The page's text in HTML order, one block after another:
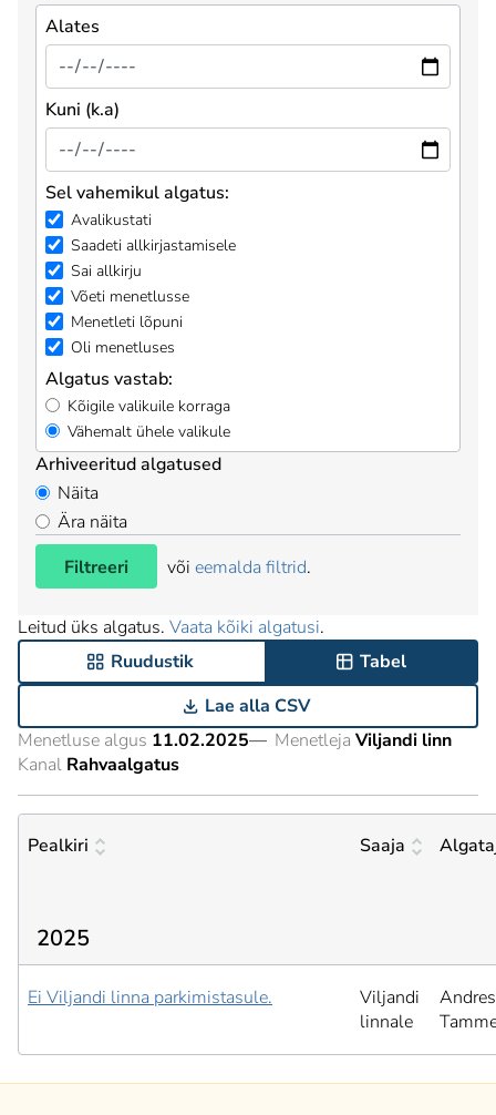
Alates
Kuni (k.a)
Sel vahemikul algatus:
Avalikustati
Saadeti allkirjastamisele
Sai allkirju
Võeti menetlusse
Menetleti lõpuni
Oli menetluses
Algatus vastab:
Kõigile valikuile korraga
Vähemalt ühele valikule
Arhiveeritud algatused
Näita
Ära näita
Filtreeri
või eemalda filtrid.
Leitud üks algatus. Vaata kõiki algatusi.
Ruudustik
Tabel
Lae alla CSV
Menetluse algus 11.02.2025— Menetleja Viljandi linn
Kanal Rahvaalgatus
Pealkiri Saaja
2025
Ei Viljandi linna parkimistasule.
Viljandi
linnale
Andres